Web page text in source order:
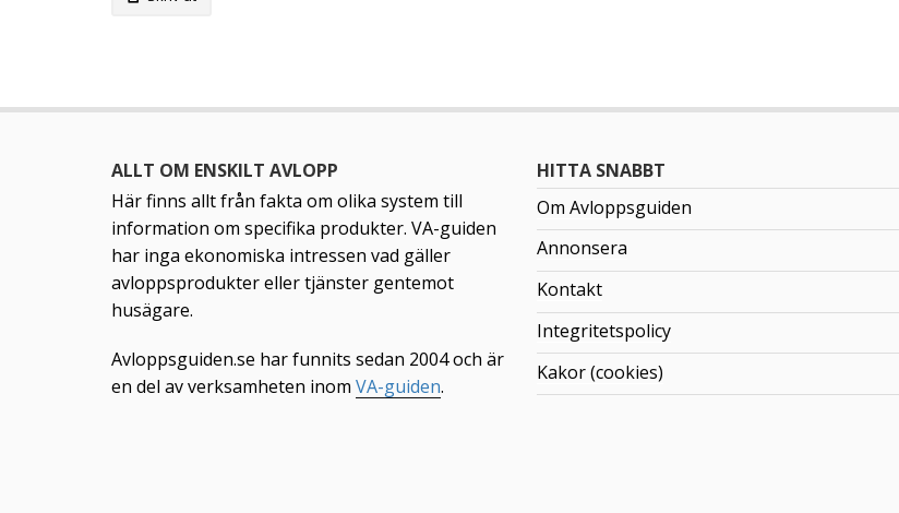
ALLT OM ENSKILT AVLOPP
Här finns allt från fakta om olika system till
information om specifika produkter. VA-guiden
har inga ekonomiska intressen vad gäller
avloppsprodukter eller tjänster gentemot
husägare.
Avloppsguiden.se har funnits sedan 2004 och är
en del av verksamheten inom VA-guiden.
HITTA SNABBT
Om Avloppsguiden
Annonsera
Kontakt
Integritetspolicy
Kakor (cookies)